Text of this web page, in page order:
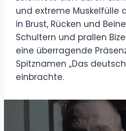
und extreme Muskelfülle
in Brust, Rücken und
Schultern und prallen
eine überragende
Spitznamen „Das
einbrachte.